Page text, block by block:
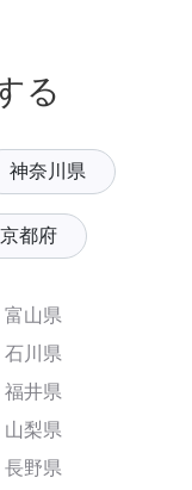
る
神奈川県
京都府
富山県
石川県
福井県
山梨県
長野県